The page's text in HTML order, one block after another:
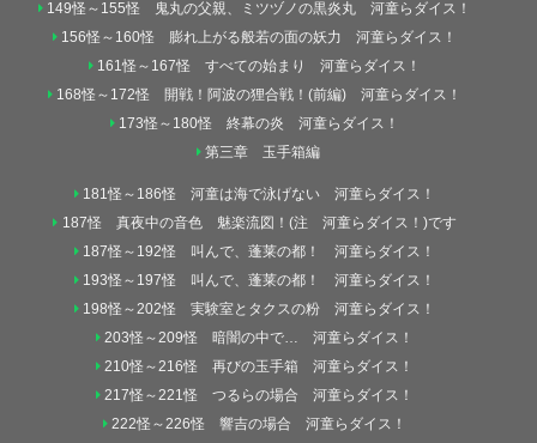
149怪～155怪 鬼丸の父親、ミツヅノの黒炎丸 河童らダイス！
156怪～160怪 膨れ上がる般若の面の妖力 河童らダイス！
161怪～167怪 すべての始まり 河童らダイス！
168怪～172怪 開戦！阿波の狸合戦！(前編) 河童らダイス！
173怪～180怪 終幕の炎 河童らダイス！
第三章 玉手箱編
181怪～186怪 河童は海で泳げない 河童らダイス！
187怪 真夜中の音色 魅楽流図！(注 河童らダイス！)です
187怪～192怪 叫んで、蓬莱の都！ 河童らダイス！
193怪～197怪 叫んで、蓬莱の都！ 河童らダイス！
198怪～202怪 実験室とタクスの粉 河童らダイス！
203怪～209怪 暗闇の中で… 河童らダイス！
210怪～216怪 再びの玉手箱 河童らダイス！
217怪～221怪 つるらの場合 河童らダイス！
222怪～226怪 響吉の場合 河童らダイス！